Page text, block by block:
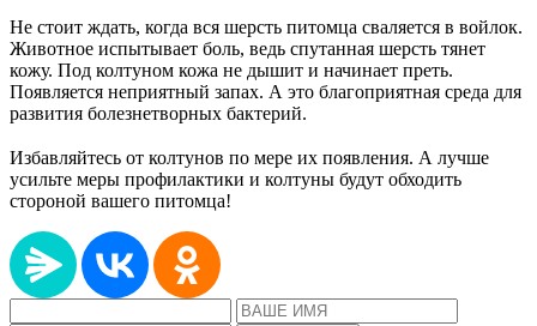
Не стоит ждать, когда вся шерсть питомца сваляется в войлок.
Животное испытывает боль, ведь спутанная шерсть тянет
кожу. Под колтуном кожа не дышит и начинает преть.
Появляется неприятный запах. А это благоприятная среда для
развития болезнетворных бактерий.
Избавляйтесь от колтунов по мере их появления. А лучше
усильте меры профилактики и колтуны будут обходить
стороной вашего питомца!